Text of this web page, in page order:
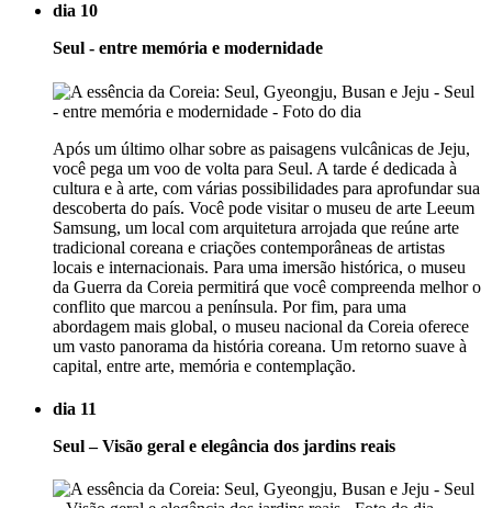
dia 10
Seul - entre memória e modernidade
Após um último olhar sobre as paisagens vulcânicas de Jeju,
você pega um voo de volta para Seul. A tarde é dedicada à
cultura e à arte, com várias possibilidades para aprofundar sua
descoberta do país. Você pode visitar o museu de arte Leeum
Samsung, um local com arquitetura arrojada que reúne arte
tradicional coreana e criações contemporâneas de artistas
locais e internacionais. Para uma imersão histórica, o museu
da Guerra da Coreia permitirá que você compreenda melhor o
conflito que marcou a península. Por fim, para uma
abordagem mais global, o museu nacional da Coreia oferece
um vasto panorama da história coreana. Um retorno suave à
capital, entre arte, memória e contemplação.
dia 11
Seul – Visão geral e elegância dos jardins reais